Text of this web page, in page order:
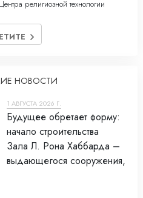
религиозной технологии
НОВОСТИ
1 АВГУСТА 2026 Г.
Будущее обретает форму:
начало строительства
Зала Л. Рона Хаббарда –
выдающегося сооружения,